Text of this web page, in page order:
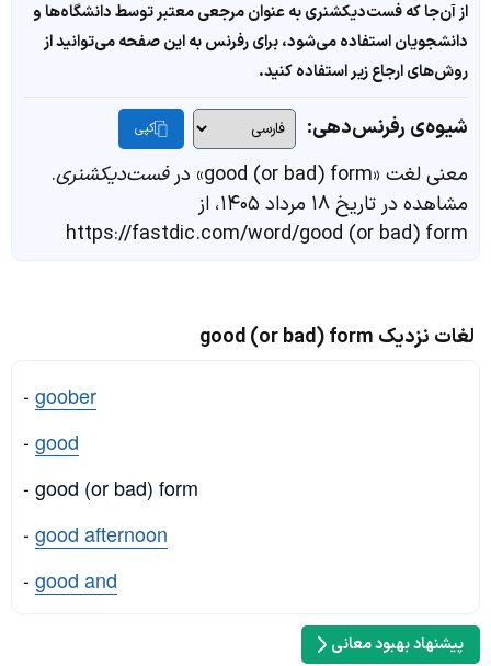
از آن‌جا که فست‌دیکشنری به عنوان مرجعی معتبر توسط دانشگاه‌ها و
دانشجویان استفاده می‌شود، برای رفرنس به این صفحه می‌توانید از
روش‌های ارجاع زیر استفاده کنید.
شیوه‌ی رفرنس‌دهی: کپی
معنی لغت «good (or bad) form» در فست‌دیکشنری.
مشاهده در تاریخ ۱۸ مرداد ۱۴۰۵، از
https://fastdic.com/word/good (or bad) form
لغات نزدیک good (or bad) form
-goober
-good
- good (or bad) form
-good afternoon
-good and
پیشنهاد بهبود معانی